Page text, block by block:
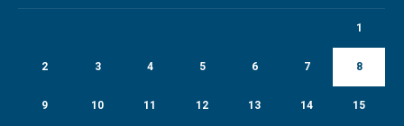
1
2 3 4 5 6 7 8
9 10 11 12 13 14 15